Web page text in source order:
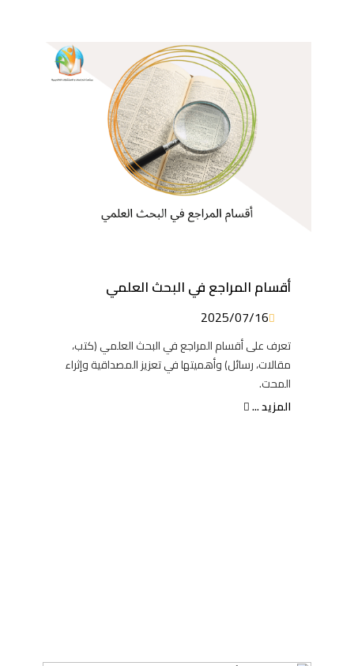
أقسام المراجع في البحث العلمي
2025/07/16
تعرف على أقسام المراجع في البحث العلمي (كتب،
مقالات، رسائل) وأهميتها في تعزيز المصداقية وإثراء
المحت.
المزيد ...